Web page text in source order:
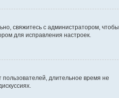
свяжитесь с администратором, чтобы
для исправления настроек.
длительное время не